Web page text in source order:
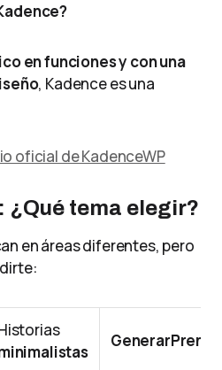
en funciones y con una
, Kadence es una
oficial de KadenceWP
tema elegir?
en áreas diferentes, pero
GenerarPrensa